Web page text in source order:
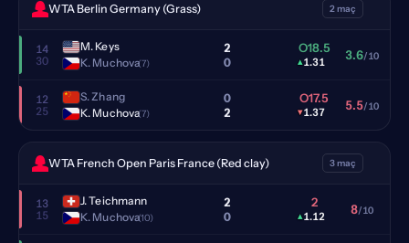
WTA Berlin Germany (Grass) 2 maç
14
30
M. Keys
K. Muchova(7)
2
0
O18.5
▴1.31 3.6/10
12
25
S. Zhang
K. Muchova(7)
0
2
O17.5
▾1.37 5.5/10
WTA French Open Paris France (Red clay) 3 maç
13
15
J. Teichmann
K. Muchova(10)
2
0
2
▴1.12 8/10